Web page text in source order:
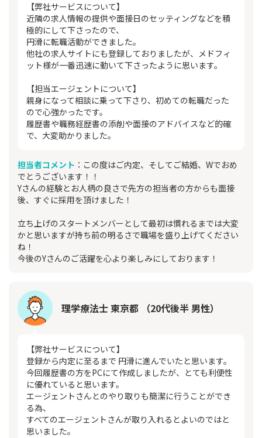
【弊社サービスについて】
近隣の求人情報の提供や面接日のセッティングなどを積
極的にして下さったので、
円滑に転職活動ができました。
他社の求人サイトにも登録しておりましたが、メドフィ
ット様が一番迅速に動いて下さったように思います。
【担当エージェントについて】
親身になって相談に乗って下さり、初めての転職だった
ので心強かったです。
履歴書や職務経歴書の添削や面接のアドバイスなど的確
で、大変助かりました。
担当者コメント ：この度はご内定、そしてご結婚、Wでおめ
でとうございます！！
Yさんの経験とお人柄の良さで先方の担当者の方からも面接
後、すぐに採用を頂けました！
立ち上げのスタートメンバーとして最初は慣れるまでは大変
かと思いますが持ち前の明るさで職場を盛り上げてください
ね！
今後のYさんのご活躍を心より楽しみにしております！
理学療法士 東京都 （20代後半 男性）
【弊社サービスについて】
登録から内定に至るまで 円滑に進んでいたと思います。
今回履歴書の方をPCにて作成しましたが、とても利便性
に優れていると思います。
エージェントさんとのやり取りも簡潔に行うことができ
る為、
すべてのエージェントさんが取り入れるとよいのではと
思いました。